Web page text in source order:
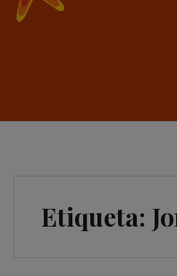
Etiqueta: